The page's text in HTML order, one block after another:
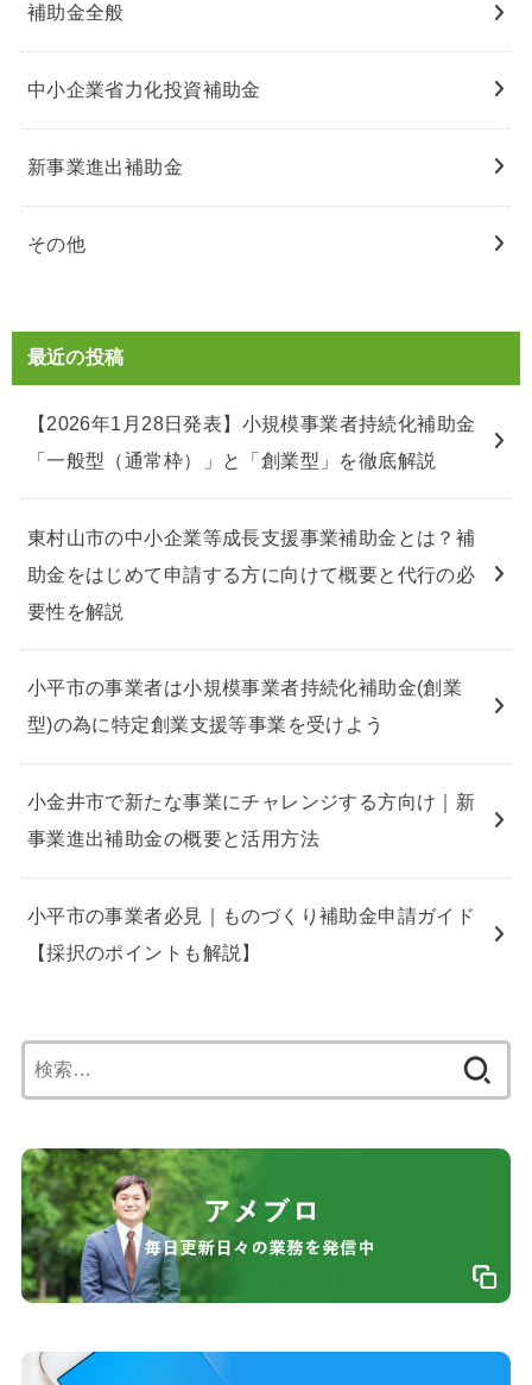
補助金全般
中小企業省力化投資補助金
新事業進出補助金
その他
最近の投稿
【2026年1月28日発表】小規模事業者持続化補助金
「一般型（通常枠）」と「創業型」を徹底解説
東村山市の中小企業等成長支援事業補助金とは？補
助金をはじめて申請する方に向けて概要と代行の必
要性を解説
小平市の事業者は小規模事業者持続化補助金(創業
型)の為に特定創業支援等事業を受けよう
小金井市で新たな事業にチャレンジする方向け｜新
事業進出補助金の概要と活用方法
小平市の事業者必見｜ものづくり補助金申請ガイド
【採択のポイントも解説】
索: